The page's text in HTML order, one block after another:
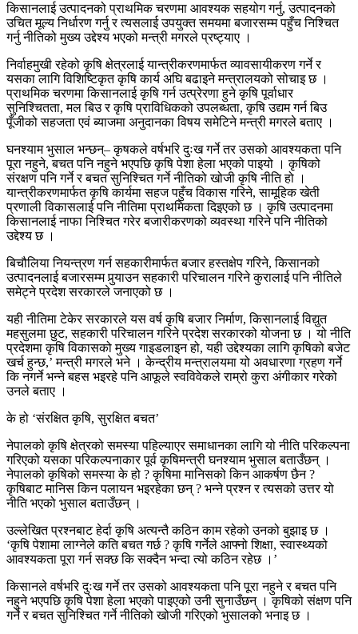
किसानलाई उत्पादनको प्राथमिक चरणमा आवश्यक सहयोग गर्नु, उत्पादनको
उचित मूल्य निर्धारण गर्नु र त्यसलाई उपयुक्त समयमा बजारसम्म पहुँच निश्चित
गर्नु नीतिको मुख्य उद्देश्य भएको मन्त्री मगरले प्रष्ट्याए ।
निर्वाहमुखी रहेको कृषि क्षेत्रलाई यान्त्रीकरणमार्फत व्यावसायीकरण गर्ने र
यसका लागि विशिष्टिकृत कृषि कार्य अघि बढाइने मन्त्रालयको सोचाइ छ ।
प्राथमिक चरणमा किसानलाई कृषि गर्न उत्प्रेरणा हुने कृषि पूर्वाधार
सुनिश्चितता, मल बिउ र कृषि प्राविधिकको उपलब्धता, कृषि उद्यम गर्न बिउ
पूँजीको सहजता एवं ब्याजमा अनुदानका विषय समेटिने मन्त्री मगरले बताए ।
घनश्याम भुसाल भन्छन्– कृषकले वर्षभरि दुःख गर्ने तर उसको आवश्यकता पनि
पूरा नहुने, बचत पनि नहुने भएपछि कृषि पेशा हेला भएको पाइयो । कृषिको
संरक्षण पनि गर्ने र बचत सुनिश्चित गर्ने नीतिको खोजी कृषि नीति हो ।
यान्त्रीकरणमार्फत कृषि कार्यमा सहज पहुँच विकास गरिने, सामूहिक खेती
प्रणाली विकासलाई पनि नीतिमा प्राथमिकता दिइएको छ । कृषि उत्पादनमा
किसानलाई नाफा निश्चित गरेर बजारीकरणको व्यवस्था गरिने पनि नीतिको
उद्देश्य छ ।
बिचौलिया नियन्त्रण गर्न सहकारीमार्फत बजार हस्तक्षेप गरिने, किसानको
उत्पादनलाई बजारसम्म पुर्‍याउन सहकारी परिचालन गरिने कुरालाई पनि नीतिले
समेट्ने प्रदेश सरकारले जनाएको छ ।
यही नीतिमा टेकेर सरकारले यस वर्ष कृषि बजार निर्माण, किसानलाई विद्युत
महसुलमा छुट, सहकारी परिचालन गरिने प्रदेश सरकारको योजना छ । यो नीति
प्रदेशमा कृषि विकासको मुख्य गाइडलाइन हो, यही उद्देश्यका लागि कृषिको बजेट
खर्च हुन्छ,’ मन्त्री मगरले भने । केन्द्रीय मन्त्रालयमा यो अवधारणा ग्रहण गर्ने
कि नगर्ने भन्ने बहस भइरहे पनि आफूले स्वविवेकले राम्रो कुरा अंगीकार गरेको
उनले बताए ।
के हो ‘संरक्षित कृषि, सुरक्षित बचत’
नेपालको कृषि क्षेत्रको समस्या पहिल्याएर समाधानका लागि यो नीति परिकल्पना
गरिएको यसका परिकल्पनाकार पूर्व कृषिमन्त्री घनश्याम भुसाल बताउँछन् ।
नेपालको कृषिको समस्या के हो ? कृषिमा मानिसको किन आकर्षण छैन ?
कृषिबाट मानिस किन पलायन भइरहेका छन् ? भन्ने प्रश्न र त्यसको उत्तर यो
नीति भएको भुसाल बताउँछन् ।
उल्लेखित प्रश्नबाट हेर्दा कृषि अत्यन्तै कठिन काम रहेको उनको बुझाइ छ ।
‘कृषि पेशामा लाग्नेले कति बचत गर्छ ? कृषि गर्नेले आफ्नो शिक्षा, स्वास्थ्यको
आवश्यकता पूरा गर्न सक्छ कि सक्दैन भन्दा त्यो कठिन रहेछ ।’
किसानले वर्षभरि दुःख गर्ने तर उसको आवश्यकता पनि पूरा नहुने र बचत पनि
नहुने भएपछि कृषि पेशा हेला भएको पाइएको उनी सुनाउँछन् । कृषिको संक्षण पनि
गर्ने र बचत सुनिश्चित गर्ने नीतिको खोजी गरिएको भुसालको भनाइ छ ।